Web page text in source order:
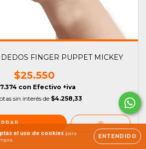
el uso de cookies para
ENTENDIDO
FINGER PUPPET MICKEY
$25.550
con Efectivo +iva
sin interés de $4.258,33